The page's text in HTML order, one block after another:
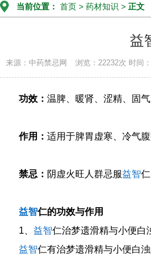
当前位置： 首页 > 药材知识 > 正文
益
来源：中药禁忌网 浏览：22232次 时间
功效： 温脾、暖肾、涩精、固气
作用： 适用于脾胃虚寒、冷气
禁忌： 阴虚火旺人群忌服益智
益智仁的功效与作用
1、 益智仁治梦遗滑精与小便白
益智仁有治梦遗滑精与小便白